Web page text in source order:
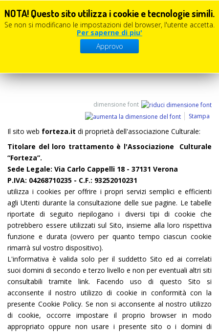
dimensione font
Stampa
Il sito web forteza.it di proprietà dell'associazione Culturale:
Titolare del loro trattamento è l'Associazione Culturale
“Forteza”.
Sede Legale: Via Carlo Cappelli 18 - 37131 Verona
P.IVA: 04268710235 - C.F.: 93252010231
utilizza i cookies per offrire i propri servizi semplici e efficienti
agli Utenti durante la consultazione delle sue pagine. Le tabelle
riportate di seguito riepilogano i diversi tipi di cookie che
potrebbero essere utilizzati sul Sito, insieme alla loro rispettiva
funzione e durata (ovvero per quanto tempo ciascun cookie
rimarrà sul vostro dispositivo).
L'informativa è valida solo per il suddetto Sito ed ai correlati
suoi domini di secondo e terzo livello e non per eventuali altri siti
consultabili tramite link. Facendo uso di questo Sito si
acconsente il nostro utilizzo di cookie in conformità con la
presente Cookie Policy. Se non si acconsente al nostro utilizzo
di cookie, occorre impostare il proprio browser in modo
appropriato oppure non usare i presente sito o i domini di
NOTA! Questo sito utilizza i cookie e tecnologie simili.
Se non si modificano le impostazioni del browser, l'utente accetta.
Per saperne di piu'
Approvo